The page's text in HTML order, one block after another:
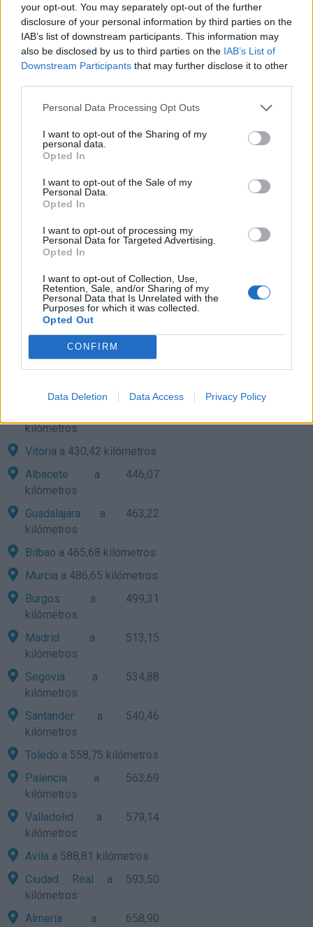
your opt-out. You may separately opt-out of the further
disclosure of your personal information by third parties on the
IAB’s list of downstream participants. This information may
also be disclosed by us to third parties on the IAB’s List of
Downstream Participants that may further disclose it to other
Personal Data Processing Opt Outs
I want to opt-out of the Sharing of my
personal data.
Opted In
I want to opt-out of the Sale of my
Personal Data.
Opted In
I want to opt-out of processing my
Personal Data for Targeted Advertising.
Opted In
I want to opt-out of Collection, Use,
Retention, Sale, and/or Sharing of my
Personal Data that Is Unrelated with the
Purposes for which it was collected.
Opted Out
CONFIRM
Data Deletion Data Access Privacy Policy
Palma de Mallorcaa
219,15 kilómetros
Huescaa 229,77
kilómetros
kilómetros
Zaragoza a 259,20
kilómetros
Valenciaa 316,91
kilómetros
Pamplonaa 349,32
kilómetros
Soria
a 391,44 kilómetros
San Sebastiána 399,74
kilómetros
Cuencaa 401,16
kilómetros
Logroñoa 401,31
kilómetros
Vitoria a 430,42 kilómetros
Albacete a 446,07
kilómetros
Guadalajara a 463,22
kilómetros
Bilbao a 465,68 kilómetros
Murcia a 486,65 kilómetros
Burgos a 499,31
kilómetros
Madrid a 513,15
kilómetros
Segovia a 534,88
kilómetros
Santander a 540,46
kilómetros
Toledo a 558,75 kilómetros
Palencia a 563,69
kilómetros
Valladolid a 579,14
kilómetros
Avila a 588,81 kilómetros
Ciudad Real a 593,50
kilómetros
Almería a 658,90